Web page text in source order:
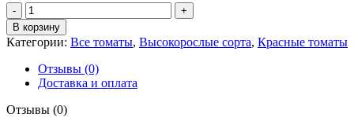
Количество
товара
Китайский
крупноплодный
В корзину
Категории: Все томаты, Высокорослые сорта, Красные томаты
Отзывы (0)
Доставка и оплата
Отзывы (0)